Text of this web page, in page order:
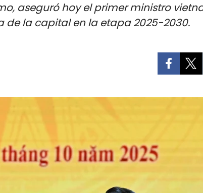
aseguró hoy el primer ministro
de la capital en la etapa 2025-2030.